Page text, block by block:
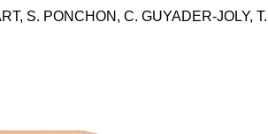
S. PONCHON, C. GUYADER-JOLY, T.